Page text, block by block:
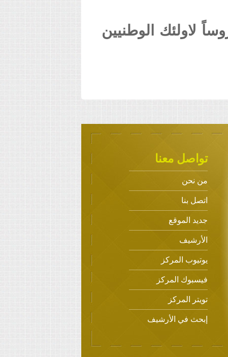
لاولئك الوطنيين
تواصل معنا
من نحن
اتصل بنا
جديد الموقع
الأرشيف
يوتيوب المركز
فيسبوك المركز
تويتر المركز
إبحث في الأرشيف